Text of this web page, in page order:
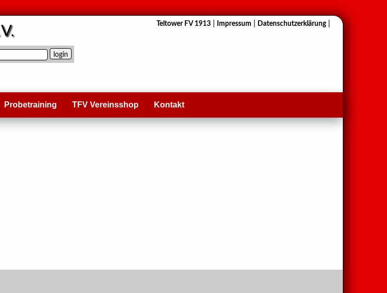
Teltower FV 1913 Impressum Datenschutzerklärung|
Probetraining TFV Vereinsshop Kontakt